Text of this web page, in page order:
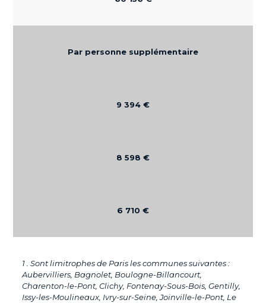
Par personne supplémentaire
9 394 €
8 598 €
6 710 €
1 . Sont limitrophes de Paris les communes suivantes :
Aubervilliers, Bagnolet, Boulogne-Billancourt,
Charenton-le-Pont, Clichy, Fontenay-Sous-Bois, Gentilly,
Issy-les-Moulineaux, Ivry-sur-Seine, Joinville-le-Pont, Le